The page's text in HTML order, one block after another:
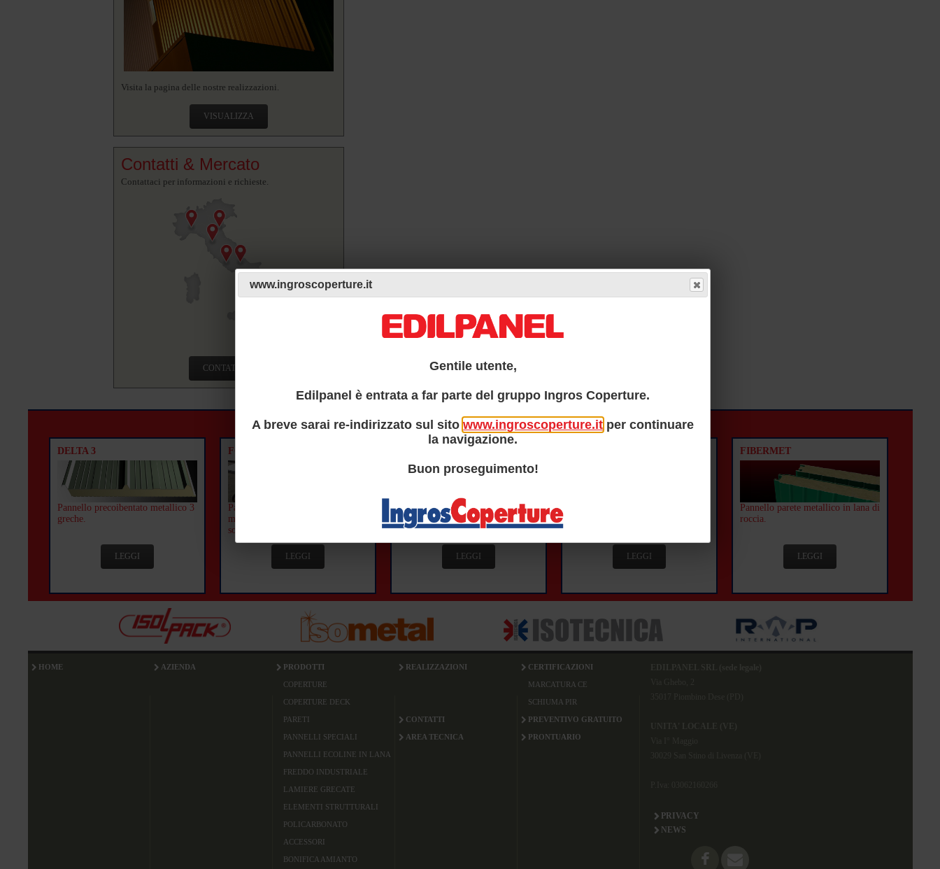
Visita la pagina delle nostre realizzazioni.
VISUALIZZA
Contatti & Mercato
Contattaci per informazioni e richieste.
CONTATTACI
PRODOTTI IN PRIMO PIANO
DELTA 3
Pannello precoibentato metallico 3
greche.
LEGGI
FOAMDECK 5
Pannello precoibentato metallico
monolamiera 5 greche deck per
solai.
LEGGI
Pannello precoibentato metallico
monolamiera 3 greche
LEGGI LEGGI
FIBERMET
Pannello parete metallico in lana di
roccia.
LEGGI
HOME AZIENDA PRODOTTI
COPERTURE
COPERTURE DECK
PARETI
PANNELLI SPECIALI
PANNELLI ECOLINE IN LANA
FREDDO INDUSTRIALE
LAMIERE GRECATE
ELEMENTI STRUTTURALI
POLICARBONATO
ACCESSORI
BONIFICA AMIANTO
REALIZZAZIONI CERTIFICAZIONI
MARCATURA CE
SCHIUMA PIR
CONTATTI PREVENTIVO GRATUITO
AREA TECNICA PRONTUARIO
PRIVACY
NEWS
www.ingroscoperture.it
Gentile utente,
Edilpanel è entrata a far parte del gruppo Ingros Coperture.
A breve sarai re-indirizzato sul sitowww.ingroscoperture.it per continuare
la navigazione.
Buon proseguimento!